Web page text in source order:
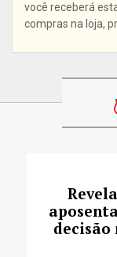
você receberá
compras na loja,